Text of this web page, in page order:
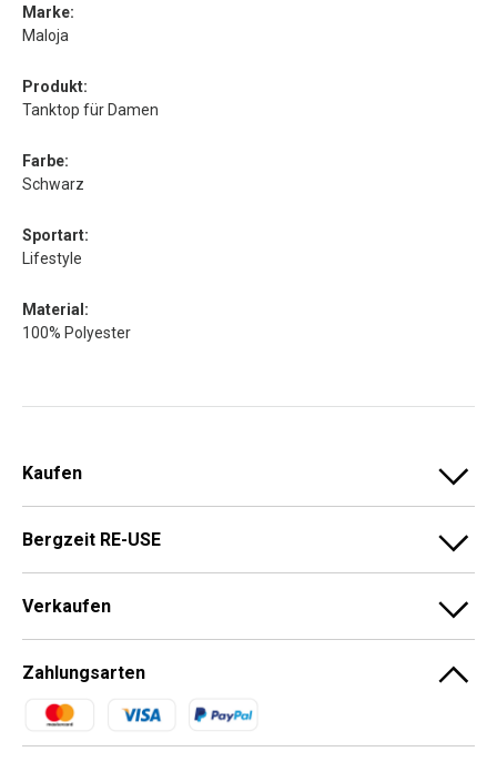
Marke:
Maloja
Produkt:
Tanktop für Damen
Farbe:
Schwarz
Sportart:
Lifestyle
Material:
100% Polyester
Kaufen
Bergzeit RE-USE
Verkaufen
Zahlungsarten
Zahlungsmethoden